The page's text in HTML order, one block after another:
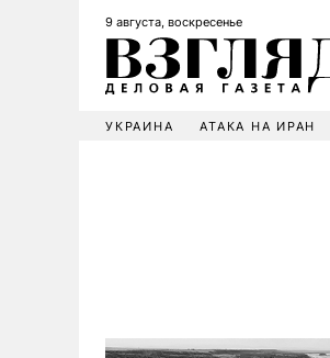
9 августа, воскресенье
УКРАИНА АТАКА НА ИРАН